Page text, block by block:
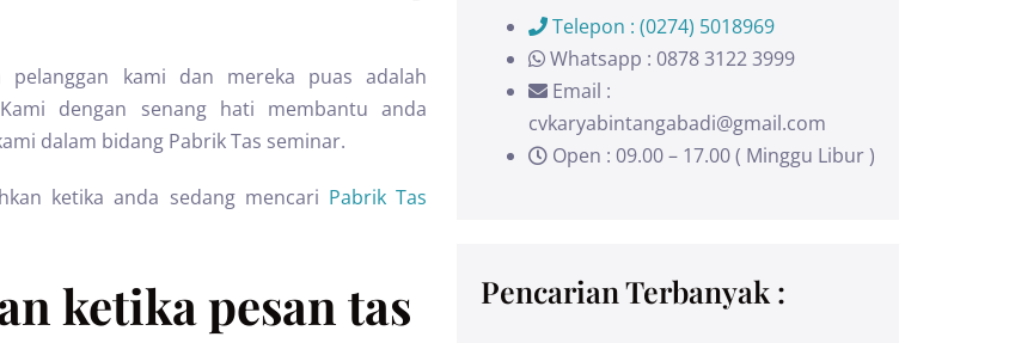
kami dan mereka puas adalah
dengan senang hati membantu anda
dalam bidang Pabrik Tas seminar.
ketika anda sedang mencari Pabrik Tas
ketika pesan tas
Telepon : (0274) 5018969
Whatsapp : 0878 3122 3999
Email :
cvkaryabintangabadi@gmail.com
Open : 09.00 – 17.00 ( Minggu Libur )
Pencarian Terbanyak :